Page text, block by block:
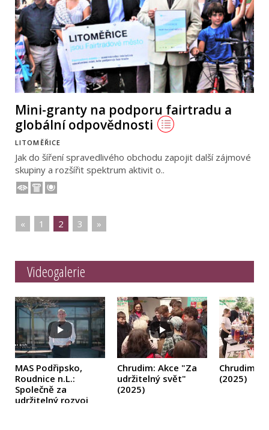
Mini-granty na podporu fairtradu a
globální odpovědnosti
LITOMĚŘICE
Jak do šíření spravedlivého obchodu zapojit další zájmové
skupiny a rozšířit spektrum aktivit o..
« 1 2 3 »
Videogalerie
MAS Podřipsko,
Roudnice n.L.:
Společně za
udržitelný rozvoj
Chrudim: Akce "Za
udržitelný svět"
(2025)
Chrudim:
(2025)